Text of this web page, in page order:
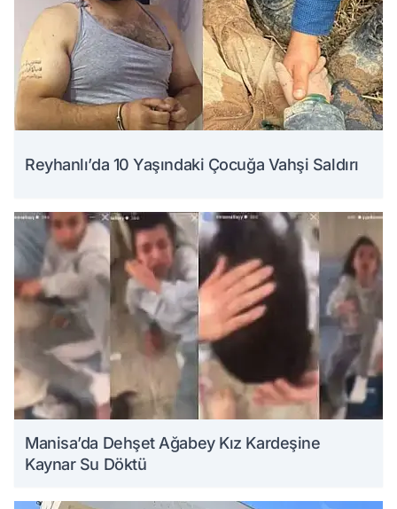
Reyhanlı’da 10 Yaşındaki Çocuğa Vahşi Saldırı
Manisa’da Dehşet Ağabey Kız Kardeşine
Kaynar Su Döktü